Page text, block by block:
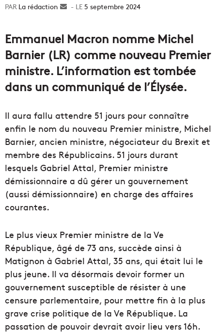
La rédaction
Envoyer5 septembre 2024
Emmanuel Macron nomme Michel
Barnier (LR) comme nouveau Premier
ministre. L’information est tombée
dans un communiqué de l’Élysée.
Il aura fallu attendre 51 jours pour connaître
enfin le nom du nouveau Premier ministre, Michel
Barnier, ancien ministre, négociateur du Brexit et
membre des Républicains. 51 jours durant
lesquels Gabriel Attal, Premier ministre
démissionnaire a dû gérer un gouvernement
(aussi démissionnaire) en charge des affaires
courantes.
Le plus vieux Premier ministre de la Ve
République, âgé de 73 ans, succède ainsi à
Matignon à Gabriel Attal, 35 ans, qui était lui le
plus jeune. Il va désormais devoir former un
gouvernement susceptible de résister à une
censure parlementaire, pour mettre fin à la plus
grave crise politique de la Ve République. La
passation de pouvoir devrait avoir lieu vers 16h.